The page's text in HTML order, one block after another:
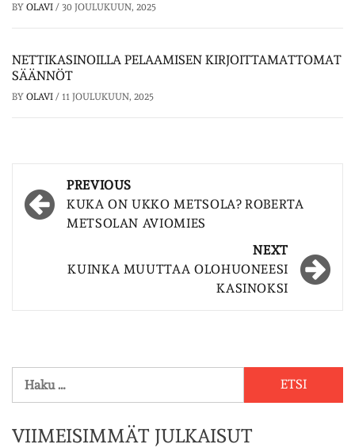
BY OLAVI / 30 JOULUKUUN, 2025
NETTIKASINOILLA PELAAMISEN KIRJOITTAMATTOMAT
SÄÄNNÖT
BY OLAVI / 11 JOULUKUUN, 2025
Post
navigation
PREVIOUS
KUKA ON UKKO METSOLA? ROBERTA
METSOLAN AVIOMIES
NEXT
KUINKA MUUTTAA OLOHUONEESI
KASINOKSI
VIIMEISIMMÄT JULKAISUT